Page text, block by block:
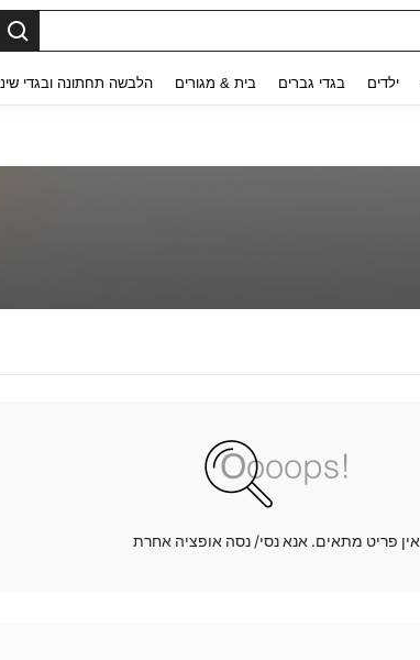
ילדים בגדי גברים בית & מגורים הלבשה תחתונה ובגדי
אין פריט מתאים. אנא נסי/ נסה אופציה אחרת